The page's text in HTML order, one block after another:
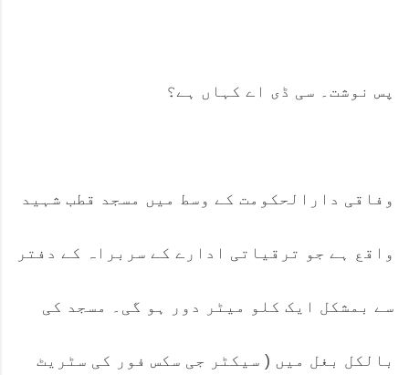
پس نوشت۔ سی ڈی اے کہاں ہے؟
وفاقی دارالحکومت کے وسط میں مسجد قطب شہید
واقع ہے جو ترقیاتی ادارے کے سربراہ کے دفتر
سے بمشکل ایک کلو میٹر دور ہو گی۔ مسجد کی
بالکل بغل میں ( سیکٹر جی سکس فور کی سٹریٹ